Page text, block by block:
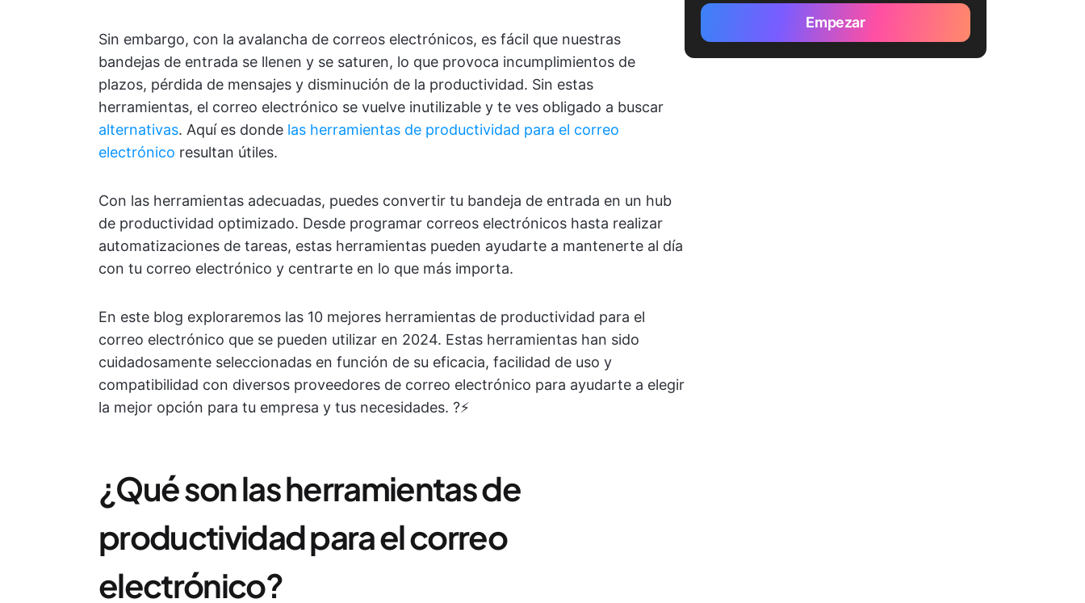
Sin embargo, con la avalancha de correos electrónicos, es fácil que nuestras
bandejas de entrada se llenen y se saturen, lo que provoca incumplimientos de
plazos, pérdida de mensajes y disminución de la productividad. Sin estas
herramientas, el correo electrónico se vuelve inutilizable y te ves obligado a buscar
alternativas. Aquí es donde las herramientas de productividad para el correo
electrónico resultan útiles.
Con las herramientas adecuadas, puedes convertir tu bandeja de entrada en un hub
de productividad optimizado. Desde programar correos electrónicos hasta realizar
automatizaciones de tareas, estas herramientas pueden ayudarte a mantenerte al día
con tu correo electrónico y centrarte en lo que más importa.
En este blog exploraremos las 10 mejores herramientas de productividad para el
correo electrónico que se pueden utilizar en 2024. Estas herramientas han sido
cuidadosamente seleccionadas en función de su eficacia, facilidad de uso y
compatibilidad con diversos proveedores de correo electrónico para ayudarte a elegir
la mejor opción para tu empresa y tus necesidades. ?⚡️
¿Qué son las herramientas de
productividad para el correo
electrónico?
Empezar